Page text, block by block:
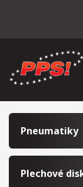
Pneumatiky
Plechové